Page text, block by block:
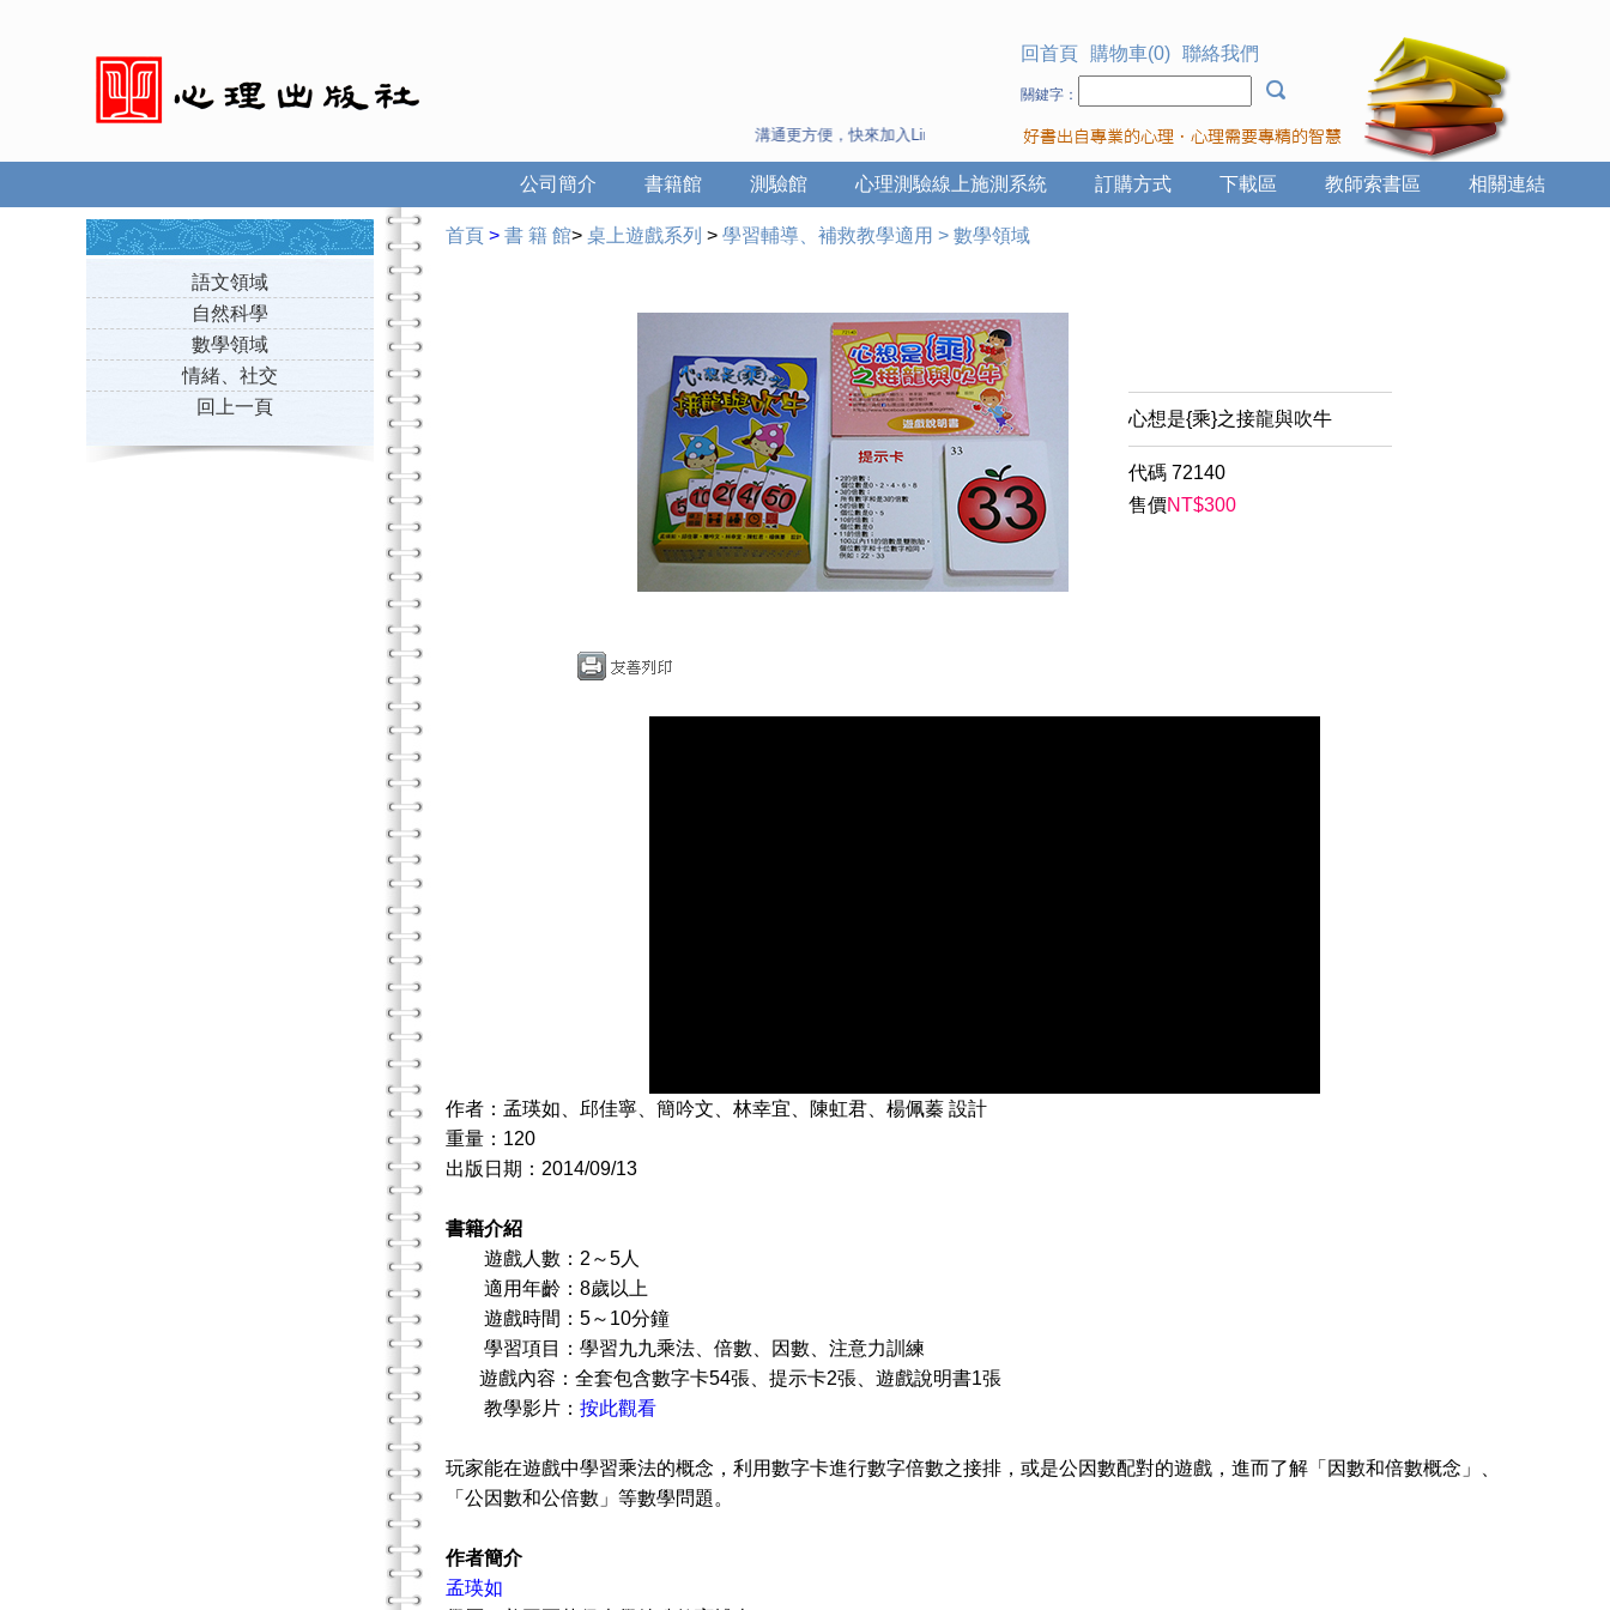
溝通更方便，快來加入Line 與 Wechat ~
回首頁 購物車(0) 聯絡我們
關鍵字：
相關連結
教師索書區
下載區
訂購方式
心理測驗線上施測系統
測驗館
書籍館
公司簡介
語文領域
自然科學
數學領域
情緒、社交
回上一頁
首頁 > 書 籍 館> 桌上遊戲系列 > 學習輔導、補救教學適用 > 數學領域
心想是{乘}之接龍與吹牛
代碼 72140
售價NT$300
作者：孟瑛如、邱佳寧、簡吟文、林幸宜、陳虹君、楊佩蓁 設計
重量：120
出版日期：2014/09/13
書籍介紹
遊戲人數：2～5人
適用年齡：8歲以上
遊戲時間：5～10分鐘
學習項目：學習九九乘法、倍數、因數、注意力訓練
遊戲內容：全套包含數字卡54張、提示卡2張、遊戲說明書1張
教學影片： 按此觀看
玩家能在遊戲中學習乘法的概念，利用數字卡進行數字倍數之接排，或是公因數配對的遊戲，進而了解「因數和倍數概念」、
「公因數和公倍數」等數學問題。
作者簡介
孟瑛如